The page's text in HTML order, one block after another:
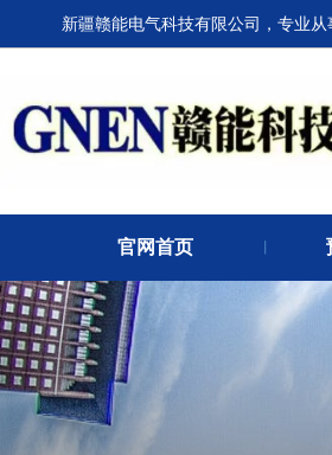
新疆赣能电气科技有限公司，专业
官网首页